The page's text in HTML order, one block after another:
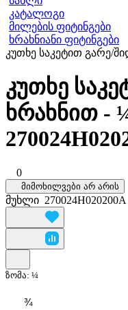
კატალოგი
მილების ფიტინგები
ხრახნიანი ფიტინგები
კუთხე საკეტით გარე/
კუთხე
ხრახნით -
0
მიმოხილვები არ არის
მუხლი 270024H020200A
ზომა: ¼
¾